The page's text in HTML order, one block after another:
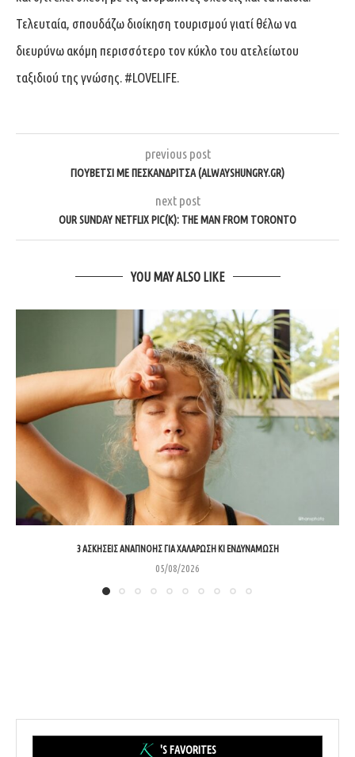
Τελευταία, σπουδάζω διοίκηση τουρισμού γιατί θέλω να
διευρύνω ακόμη περισσότερο τον κύκλο του ατελείωτου
ταξιδιού της γνώσης. #LOVELIFE.
previous post
ΓΙΟΥΒΕΤΣΙ ΜΕ ΠΕΣΚΑΝΔΡΙΤΣΑ (ALWAYSHUNGRY.GR)
next post
OUR SUNDAY NETFLIX PIC(K): THE MAN FROM TORONTO
YOU MAY ALSO LIKE
3 ΑΣΚΉΣΕΙΣ ΑΝΑΠΝΟΉΣ ΓΙΑ ΧΑΛΆΡΩΣΗ ΚΙ ΕΝΔΥΝΆΜΩΣΗ
05/08/2026
'S FAVORITES